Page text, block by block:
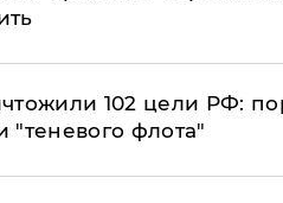
102 цели РФ:
"теневого флота"